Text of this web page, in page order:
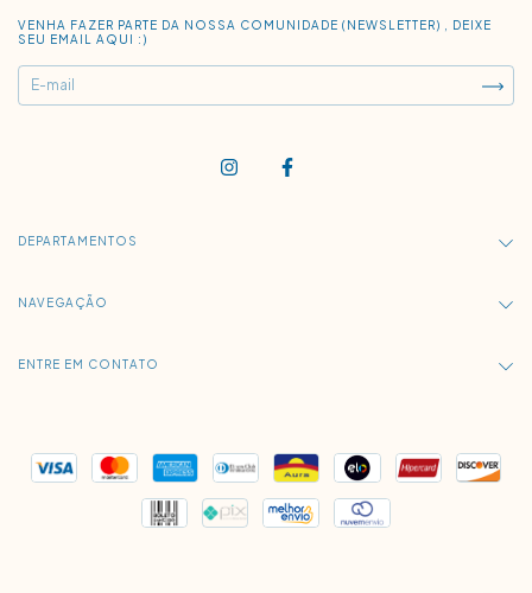
VENHA FAZER PARTE DA NOSSA COMUNIDADE (NEWSLETTER) , DEIXE
SEU EMAIL AQUI :)
DEPARTAMENTOS
NAVEGAÇÃO
ENTRE EM CONTATO